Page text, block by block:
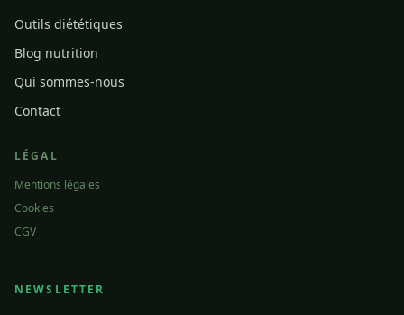
Outils diététiques
Blog nutrition
Qui sommes-nous
Contact
LÉGAL
Mentions légales
Cookies
CGV
NEWSLETTER